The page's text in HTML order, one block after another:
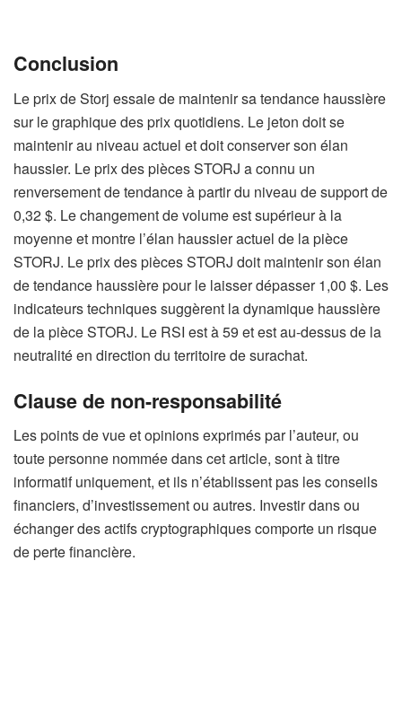
Conclusion
Le prix de Storj essaie de maintenir sa tendance haussière
sur le graphique des prix quotidiens. Le jeton doit se
maintenir au niveau actuel et doit conserver son élan
haussier. Le prix des pièces STORJ a connu un
renversement de tendance à partir du niveau de support de
0,32 $. Le changement de volume est supérieur à la
moyenne et montre l’élan haussier actuel de la pièce
STORJ. Le prix des pièces STORJ doit maintenir son élan
de tendance haussière pour le laisser dépasser 1,00 $. Les
indicateurs techniques suggèrent la dynamique haussière
de la pièce STORJ. Le RSI est à 59 et est au-dessus de la
neutralité en direction du territoire de surachat.
Clause de non-responsabilité
Les points de vue et opinions exprimés par l’auteur, ou
toute personne nommée dans cet article, sont à titre
informatif uniquement, et ils n’établissent pas les conseils
financiers, d’investissement ou autres. Investir dans ou
échanger des actifs cryptographiques comporte un risque
de perte financière.